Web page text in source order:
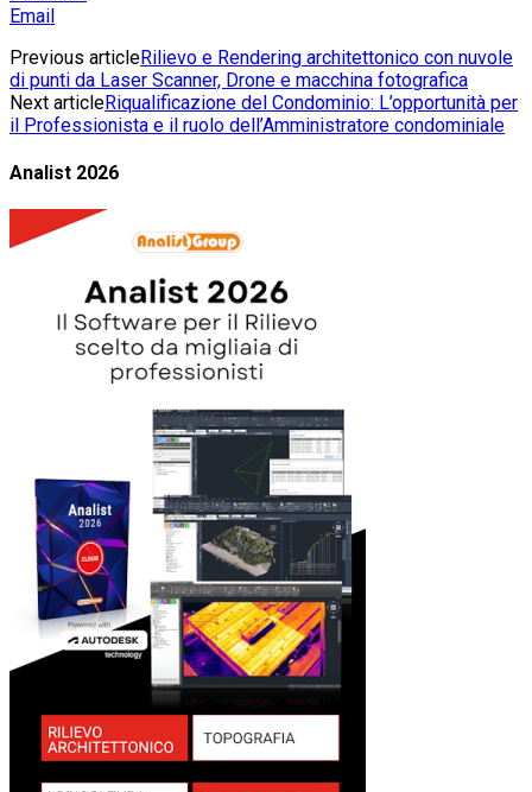
Email
Previous articleRilievo e Rendering architettonico con nuvole
di punti da Laser Scanner, Drone e macchina fotografica
Next articleRiqualificazione del Condominio: L’opportunità per
il Professionista e il ruolo dell’Amministratore condominiale
Analist 2026